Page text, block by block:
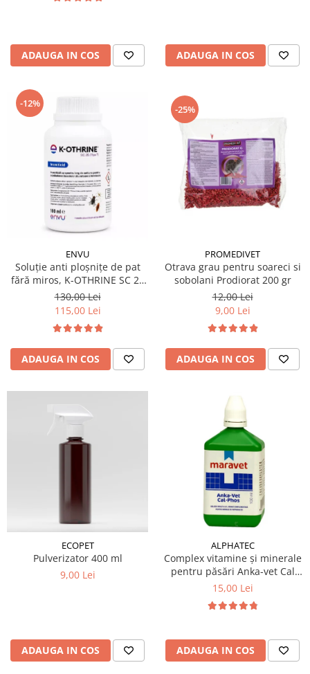
ADAUGA IN COS ADAUGA IN COS
-12%
ENVU
Soluție anti ploșnițe de pat
fără miros, K-OTHRINE SC 25
Flow 100 ml
130,00 Lei
115,00 Lei
ADAUGA IN COS
-25%
PROMEDIVET
Otrava grau pentru soareci si
sobolani Prodiorat 200 gr
12,00 Lei
9,00 Lei
ADAUGA IN COS
ECOPET
Pulverizator 400 ml
9,00 Lei
ADAUGA IN COS
ALPHATEC
Complex vitamine și minerale
pentru păsări Anka-vet Cal
Phos 100 ml
15,00 Lei
ADAUGA IN COS